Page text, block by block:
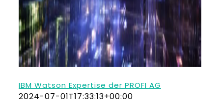
IBM Watson Expertise der PROFI AG
2024-07-01T17:33:13+00:00